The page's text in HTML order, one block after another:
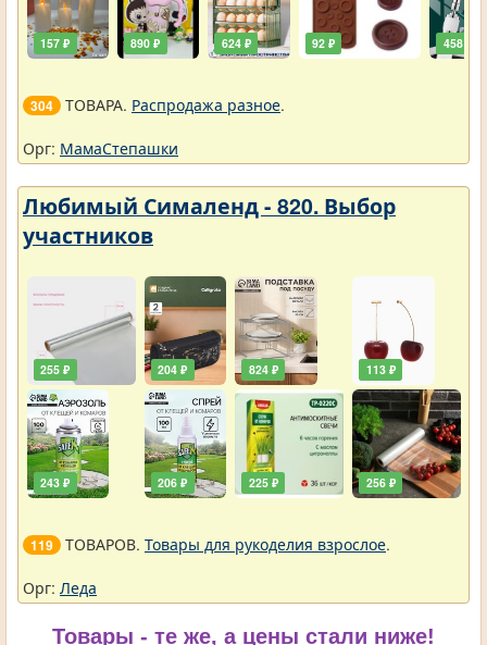
157 ₽ 890 ₽ 624 ₽ 92 ₽ 458 ₽
304 ТОВАРА. Распродажа разное.
Орг: МамаСтепашки
Любимый Сималенд - 820. Выбор
участников
255 ₽
243 ₽
204 ₽
206 ₽
824 ₽
225 ₽
113 ₽
256 ₽
119 ТОВАРОВ. Товары для рукоделия взрослое.
Орг: Леда
Товары - те же, а цены стали ниже!